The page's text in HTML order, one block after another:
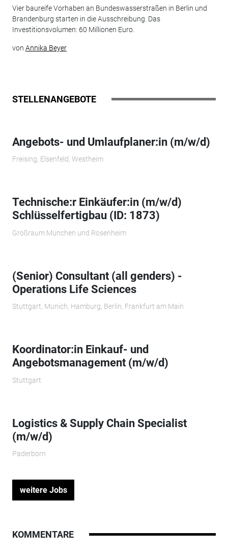
Vier baureife Vorhaben an Bundeswasserstraßen in Berlin und
Brandenburg starten in die Ausschreibung. Das
Investitionsvolumen: 60 Millionen Euro.
von Annika Beyer
STELLENANGEBOTE
Angebots- und Umlaufplaner:in (m/w/d)
Freising, Elsenfeld, Westheim
Technische:r Einkäufer:in (m/w/d)
Schlüsselfertigbau (ID: 1873)
Großraum München und Rosenheim
(Senior) Consultant (all genders) -
Operations Life Sciences
Stuttgart, Munich, Hamburg, Berlin, Frankfurt am Main
Koordinator:in Einkauf- und
Angebotsmanagement (m/w/d)
Stuttgart
Logistics & Supply Chain Specialist
(m/w/d)
Paderborn
weitere Jobs
KOMMENTARE